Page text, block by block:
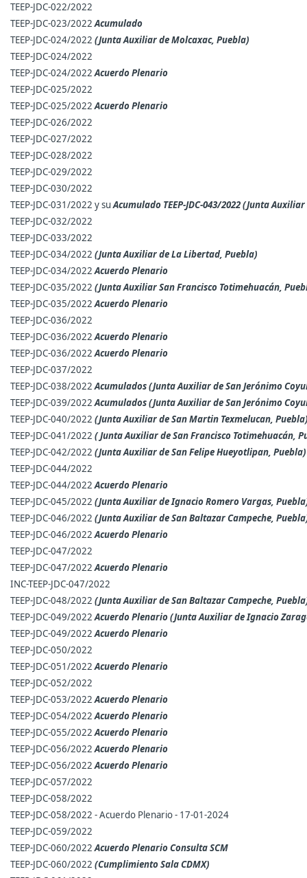
TEEP-JDC-022/2022
TEEP-JDC-023/2022Acumulado
TEEP-JDC-024/2022 (Junta Auxiliar de Molcaxac, Puebla)
TEEP-JDC-024/2022
TEEP-JDC-024/2022Acuerdo Plenario
TEEP-JDC-025/2022
TEEP-JDC-025/2022Acuerdo Plenario
TEEP-JDC-026/2022
TEEP-JDC-027/2022
TEEP-JDC-028/2022
TEEP-JDC-029/2022
TEEP-JDC-030/2022
TEEP-JDC-031/2022 y suAcumulado TEEP-JDC-043/2022 (Junta
TEEP-JDC-032/2022
TEEP-JDC-033/2022
TEEP-JDC-034/2022 (Junta Auxiliar de La Libertad, Puebla)
TEEP-JDC-034/2022Acuerdo Plenario
TEEP-JDC-035/2022 (Junta Auxiliar San Francisco Totimehuacán,
TEEP-JDC-035/2022Acuerdo Plenario
TEEP-JDC-036/2022
TEEP-JDC-036/2022Acuerdo Plenario
TEEP-JDC-036/2022Acuerdo Plenario
TEEP-JDC-037/2022
TEEP-JDC-038/2022Acumulados (Junta Auxiliar de San Jerónimo
TEEP-JDC-039/2022Acumulados (Junta Auxiliar de San Jerónimo
TEEP-JDC-040/2022 (Junta Auxiliar de San Martin Texmelucan,
TEEP-JDC-041/2022 ( Junta Auxiliar de San Francisco Totimehuacán,
TEEP-JDC-042/2022 (Junta Auxiliar de San Felipe Hueyotlipan, Puebla)
TEEP-JDC-044/2022
TEEP-JDC-044/2022 Acuerdo Plenario
TEEP-JDC-045/2022 (Junta Auxiliar de Ignacio Romero Vargas,
TEEP-JDC-046/2022 (Junta Auxiliar de San Baltazar Campeche,
TEEP-JDC-046/2022Acuerdo Plenario
TEEP-JDC-047/2022
TEEP-JDC-047/2022Acuerdo Plenario
INC-TEEP-JDC-047/2022
TEEP-JDC-048/2022 (Junta Auxiliar de San Baltazar Campeche,
TEEP-JDC-049/2022Acuerdo Plenario (Junta Auxiliar de Ignacio
TEEP-JDC-049/2022Acuerdo Plenario
TEEP-JDC-050/2022
TEEP-JDC-051/2022Acuerdo Plenario
TEEP-JDC-052/2022
TEEP-JDC-053/2022Acuerdo Plenario
TEEP-JDC-054/2022Acuerdo Plenario
TEEP-JDC-055/2022Acuerdo Plenario
TEEP-JDC-056/2022Acuerdo Plenario
TEEP-JDC-056/2022Acuerdo Plenario
TEEP-JDC-057/2022
TEEP-JDC-058/2022
TEEP-JDC-058/2022 - Acuerdo Plenario - 17-01-2024
TEEP-JDC-059/2022
TEEP-JDC-060/2022Acuerdo Plenario Consulta SCM
TEEP-JDC-060/2022 (Cumplimiento Sala CDMX)